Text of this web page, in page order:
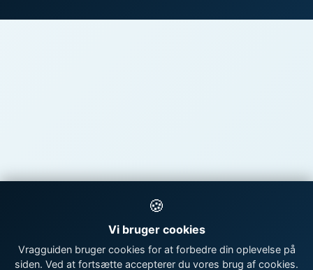
🍪
Vi bruger cookies
Vragguiden bruger cookies for at forbedre din oplevelse på
siden. Ved at fortsætte accepterer du vores brug af cookies.